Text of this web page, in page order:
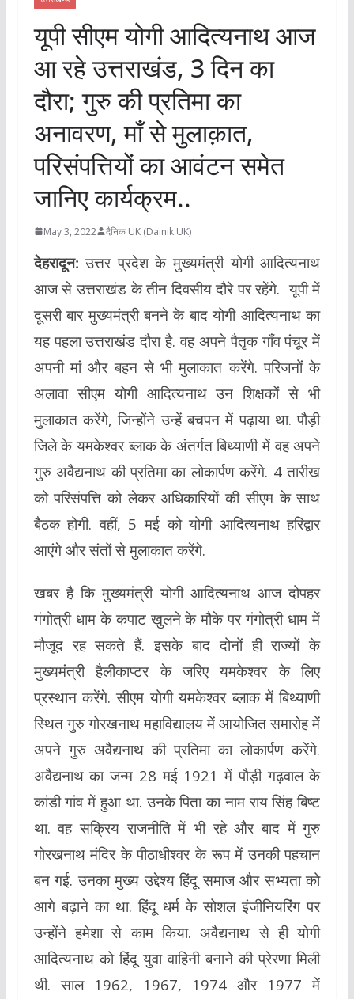
यूपी सीएम योगी आदित्यनाथ आज
आ रहे उत्तराखंड, 3 दिन का
दौरा; गुरु की प्रतिमा का
अनावरण, माँ से मुलाक़ात,
परिसंपत्तियों का आवंटन समेत
जानिए कार्यक्रम..
May 3, 2022 दैनिक UK (Dainik UK)
देहरादून: उत्तर प्रदेश के मुख्यमंत्री योगी आदित्यनाथ
आज से उत्तराखंड के तीन दिवसीय दौरे पर रहेंगे. यूपी में
दूसरी बार मुख्यमंत्री बनने के बाद योगी आदित्यनाथ का
यह पहला उत्तराखंड दौरा है. वह अपने पैतृक गाँव पंचूर में
अपनी मां और बहन से भी मुलाकात करेंगे. परिजनों के
अलावा सीएम योगी आदित्यनाथ उन शिक्षकों से भी
मुलाकात करेंगे, जिन्होंने उन्हें बचपन में पढ़ाया था. पौड़ी
जिले के यमकेश्वर ब्लाक के अंतर्गत बिथ्याणी में वह अपने
गुरु अवैद्यनाथ की प्रतिमा का लोकार्पण करेंगे. 4 तारीख
को परिसंपत्ति को लेकर अधिकारियों की सीएम के साथ
बैठक होगी. वहीं, 5 मई को योगी आदित्यनाथ हरिद्वार
आएंगे और संतों से मुलाकात करेंगे.
खबर है कि मुख्यमंत्री योगी आदित्यनाथ आज दोपहर
गंगोत्री धाम के कपाट खुलने के मौके पर गंगोत्री धाम में
मौजूद रह सकते हैं. इसके बाद दोनों ही राज्यों के
मुख्यमंत्री हैलीकाप्टर के जरिए यमकेश्वर के लिए
प्रस्थान करेंगे. सीएम योगी यमकेश्वर ब्लाक में बिथ्याणी
स्थित गुरु गोरखनाथ महाविद्यालय में आयोजित समारोह में
अपने गुरु अवैद्यनाथ की प्रतिमा का लोकार्पण करेंगे.
अवैद्यनाथ का जन्म 28 मई 1921 में पौड़ी गढ़वाल के
कांडी गांव में हुआ था. उनके पिता का नाम राय सिंह बिष्ट
था. वह सक्रिय राजनीति में भी रहे और बाद में गुरु
गोरखनाथ मंदिर के पीठाधीश्वर के रूप में उनकी पहचान
बन गई. उनका मुख्य उद्देश्य हिंदू समाज और सभ्यता को
आगे बढ़ाने का था. हिंदू धर्म के सोशल इंजीनियरिंग पर
उन्होंने हमेशा से काम किया. अवैद्यनाथ से ही योगी
आदित्यनाथ को हिंदू युवा वाहिनी बनाने की प्रेरणा मिली
थी. साल 1962, 1967, 1974 और 1977 में